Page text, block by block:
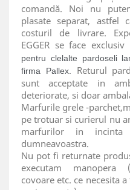
comandă. Noi nu
plasate separat, astfel
costuril de livrare.
EGGER se face
pentru clelalte pardoseli
firma Pallex.
Returul
sunt acceptate in
deteriorate, si doar
Marfurile grele -
pe trotuar si curierul nu
marfurilor in incinta
dumneavoastra.
Nu pot fi returnate
executam manopera
covoare etc. ce necesita